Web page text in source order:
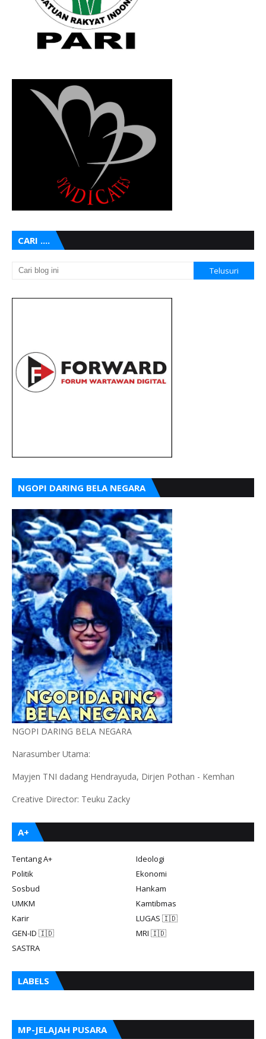
CARI ....
NGOPI DARING BELA NEGARA
NGOPI DARING BELA NEGARA
Narasumber Utama:
Mayjen TNI dadang Hendrayuda, Dirjen Pothan - Kemhan
Creative Director: Teuku Zacky
A+
Tentang A+
Ideologi
Politik
Ekonomi
Sosbud
Hankam
UMKM
Kamtibmas
Karir
LUGAS 🇮🇩
GEN-ID 🇮🇩
MRI 🇮🇩
SASTRA
LABELS
MP-JELAJAH PUSARA